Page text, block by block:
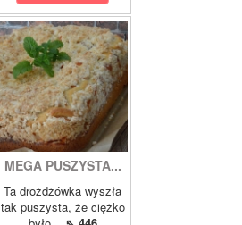
MEGA PUSZYSTA...
Ta drożdżówka wyszła
tak puszysta, że ciężko